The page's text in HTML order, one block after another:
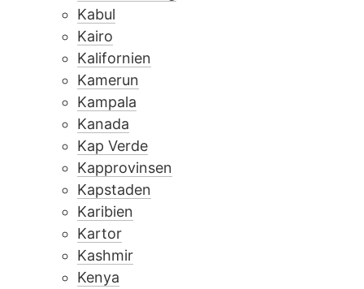
Kabul
Kairo
Kalifornien
Kamerun
Kampala
Kanada
Kap Verde
Kapprovinsen
Kapstaden
Karibien
Kartor
Kashmir
Kenya